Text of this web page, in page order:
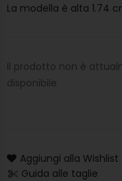
La modella è alta 1.74
Il prodotto non è
disponibile.
Aggiungi alla Wishlist
Guida alle taglie